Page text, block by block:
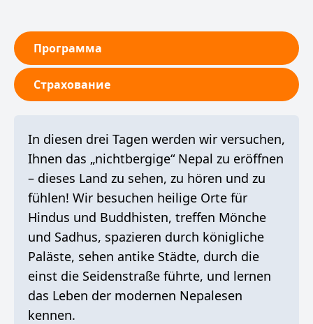
Программа
Страхование
In diesen drei Tagen werden wir versuchen,
Ihnen das „nichtbergige“ Nepal zu eröffnen
– dieses Land zu sehen, zu hören und zu
fühlen! Wir besuchen heilige Orte für
Hindus und Buddhisten, treffen Mönche
und Sadhus, spazieren durch königliche
Paläste, sehen antike Städte, durch die
einst die Seidenstraße führte, und lernen
das Leben der modernen Nepalesen
kennen.